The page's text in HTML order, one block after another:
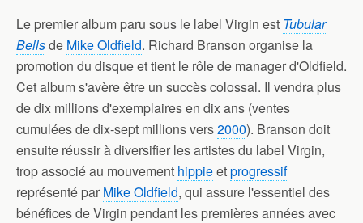
Le premier album paru sous le label Virgin est Tubular
Bellsde Mike Oldfield. Richard Branson organise la
promotion du disque et tient le rôle de manager d'Oldfield.
Cet album s'avère être un succès colossal. Il vendra plus
de dix millions d'exemplaires en dix ans (ventes
cumulées de dix-sept millions vers2000). Branson doit
ensuite réussir à diversifier les artistes du label Virgin,
trop associé au mouvement hippieetprogressif
représenté par Mike Oldfield, qui assure l'essentiel des
bénéfices de Virgin pendant les premières années avec